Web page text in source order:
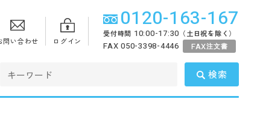
問い合わせ ログイン
0120-163-167
受付時間 10:00-17:30 （土日祝を除く）
FAX 050-3398-4446 FAX注文書
検索